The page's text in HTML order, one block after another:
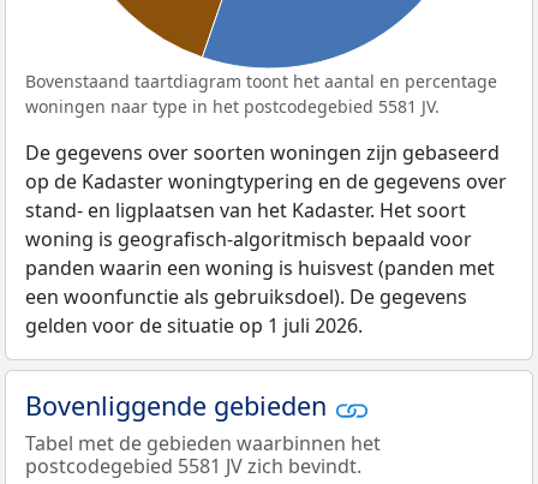
Bovenstaand taartdiagram toont het aantal en percentage
woningen naar type in het postcodegebied 5581 JV.
De gegevens over soorten woningen zijn gebaseerd
op de Kadaster woningtypering en de gegevens over
stand- en ligplaatsen van het Kadaster. Het soort
woning is geografisch-algoritmisch bepaald voor
panden waarin een woning is huisvest (panden met
een woonfunctie als gebruiksdoel). De gegevens
gelden voor de situatie op 1 juli 2026.
Bovenliggende gebieden
Tabel met de gebieden waarbinnen het
postcodegebied 5581 JV zich bevindt.